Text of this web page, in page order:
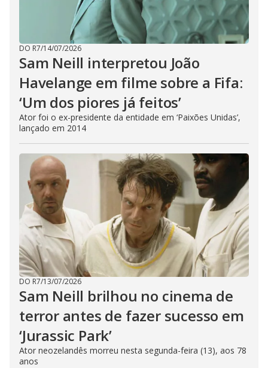
DO R7/14/07/2026
Sam Neill interpretou João
Havelange em filme sobre a Fifa:
‘Um dos piores já feitos’
Ator foi o ex-presidente da entidade em ‘Paixões Unidas’,
lançado em 2014
DO R7/13/07/2026
Sam Neill brilhou no cinema de
terror antes de fazer sucesso em
‘Jurassic Park’
Ator neozelandês morreu nesta segunda-feira (13), aos 78
anos